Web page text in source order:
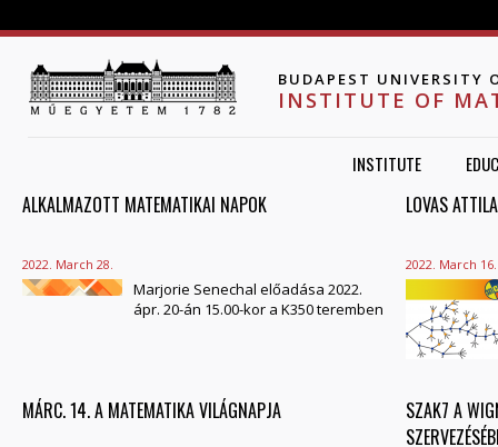
BUDAPEST UNIVERSITY
INSTITUTE OF
INSTITUTE
ALKALMAZOTT MATEMATIKAI NAPOK
2022. March 28.
Marjorie Senechal előadása 2022.
ápr. 20-án 15.00-kor a K350 teremben
LOVAS
2022. March 16.
MÁRC. 14. A MATEMATIKA VILÁGNAPJA
SZAK7 A
PAGES